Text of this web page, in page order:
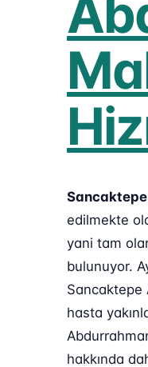
edilmekte
yani tam
bulunuyor.
Sancaktepe
hasta
hakkında